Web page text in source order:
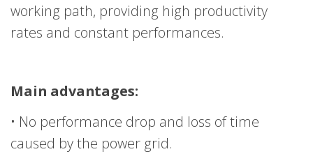
working path, providing high productivity
rates and constant performances.
Main advantages:
• No performance drop and loss of time
caused by the power grid.